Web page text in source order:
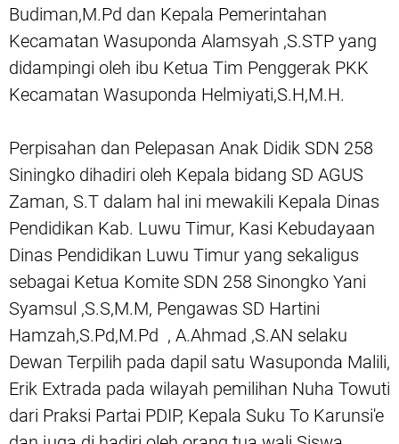
Budiman,M.Pd dan Kepala Pemerintahan
Kecamatan Wasuponda Alamsyah ,S.STP yang
didampingi oleh ibu Ketua Tim Penggerak PKK
Kecamatan Wasuponda Helmiyati,S.H,M.H.
Perpisahan dan Pelepasan Anak Didik SDN 258
Siningko dihadiri oleh Kepala bidang SD AGUS
Zaman, S.T dalam hal ini mewakili Kepala Dinas
Pendidikan Kab. Luwu Timur, Kasi Kebudayaan
Dinas Pendidikan Luwu Timur yang sekaligus
sebagai Ketua Komite SDN 258 Sinongko Yani
Syamsul ,S.S,M.M, Pengawas SD Hartini
Hamzah,S.Pd,M.Pd , A.Ahmad ,S.AN selaku
Dewan Terpilih pada dapil satu Wasuponda Malili,
Erik Extrada pada wilayah pemilihan Nuha Towuti
dari Praksi Partai PDIP, Kepala Suku To Karunsi'e